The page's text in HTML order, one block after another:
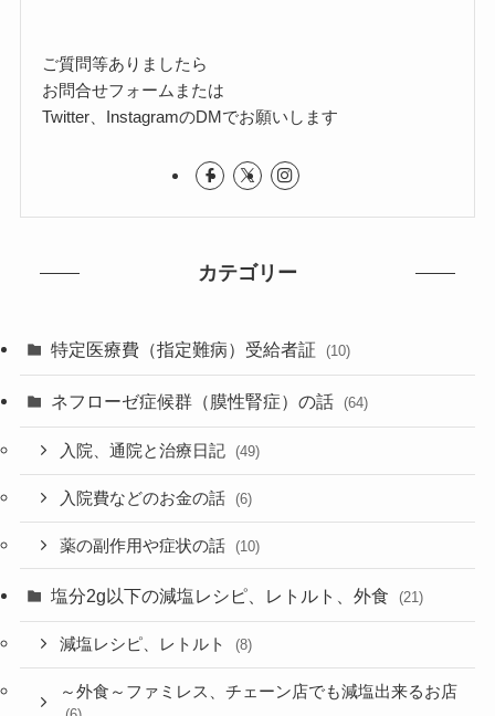
ご質問等ありましたら
お問合せフォームまたは
Twitter、InstagramのDMでお願いします
カテゴリー
特定医療費（指定難病）受給者証 (10)
ネフローゼ症候群（膜性腎症）の話 (64)
入院、通院と治療日記 (49)
入院費などのお金の話 (6)
薬の副作用や症状の話 (10)
塩分2g以下の減塩レシピ、レトルト、外食 (21)
減塩レシピ、レトルト (8)
～外食～ファミレス、チェーン店でも減塩出来るお店